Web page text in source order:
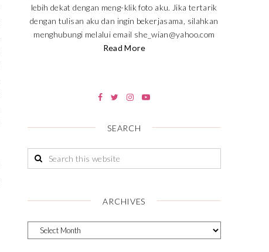
lebih dekat dengan meng-klik foto aku. Jika tertarik
dengan tulisan aku dan ingin bekerjasama, silahkan
menghubungi melalui email she_wian@yahoo.com
Read More
SEARCH
ARCHIVES